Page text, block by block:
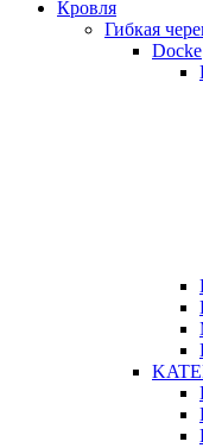
Кровля
Гибкая
Docke